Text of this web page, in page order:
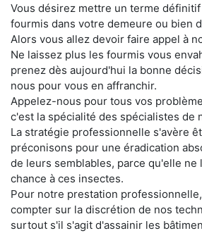
Vous désirez mettre un terme
fourmis dans votre demeure ou bien
Alors vous allez devoir faire appel à
Ne laissez plus les fourmis vous
prenez dès aujourd'hui la bonne
nous pour vous en affranchir.
Appelez-nous pour tous vos
c'est la spécialité des spécialistes de
La stratégie professionnelle s'avère
préconisons pour une éradication
de leurs semblables, parce qu'elle ne
chance à ces insectes.
Pour notre prestation
compter sur la discrétion de nos
surtout s'il s'agit d'assainir les